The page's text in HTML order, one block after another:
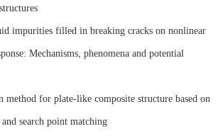
impurities filled in breaking cracks on nonlinear
Mechanisms, phenomena and potential
method for plate-like composite structure based on
search point matching